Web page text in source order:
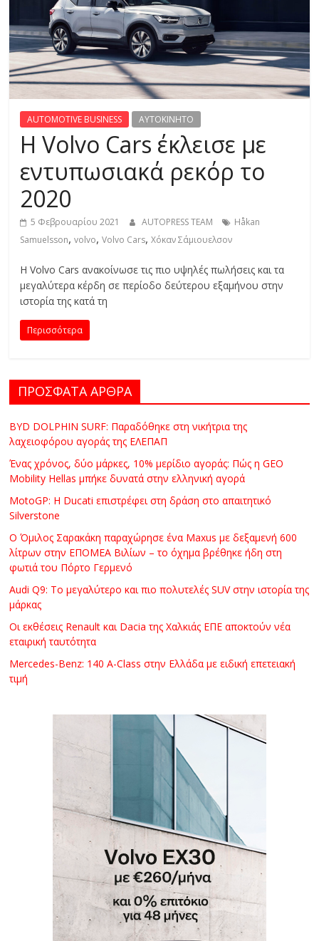
E
S
S
L
&
M
O
R
E
AUTOMOTIVE BUSINESS AYTOKINHTO
Η Volvo Cars έκλεισε με
εντυπωσιακά ρεκόρ το
2020
5 Φεβρουαρίου 2021 AUTOPRESS TEAM
Håkan
Samuelsson,volvo,Volvo Cars,Χόκαν Σάμιουελσον
Η Volvo Cars ανακοίνωσε τις πιο υψηλές πωλήσεις και τα
μεγαλύτερα κέρδη σε περίοδο δεύτερου εξαμήνου στην
ιστορία της κατά τη
Περισσότερα
ΠΡΟΣΦΑΤΑ ΑΡΘΡΑ
BYD DOLPHIN SURF: Παραδόθηκε στη νικήτρια της
λαχειοφόρου αγοράς της ΕΛΕΠΑΠ
Ένας χρόνος, δύο μάρκες, 10% μερίδιο αγοράς: Πώς η GEO
Mobility Hellas μπήκε δυνατά στην ελληνική αγορά
MotoGP: Η Ducati επιστρέφει στη δράση στο απαιτητικό
Silverstone
Ο Όμιλος Σαρακάκη παραχώρησε ένα Maxus με δεξαμενή 600
λίτρων στην ΕΠΟΜΕΑ Βιλίων – το όχημα βρέθηκε ήδη στη
φωτιά του Πόρτο Γερμενό
Audi Q9: Το μεγαλύτερο και πιο πολυτελές SUV στην ιστορία της
μάρκας
Οι εκθέσεις Renault και Dacia της Χαλκιάς ΕΠΕ αποκτούν νέα
εταιρική ταυτότητα
Mercedes-Benz: 140 A-Class στην Ελλάδα με ειδική επετειακή
τιμή